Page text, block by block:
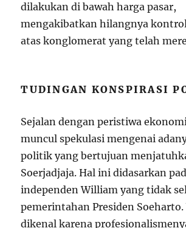
dilakukan di bawah harga pasar,
mengakibatkan hilangnya
atas konglomerat yang telah
TUDINGAN KONSPIRASI
Sejalan dengan peristiwa
muncul spekulasi mengenai
politik yang bertujuan
Soerjadjaja. Hal ini didasarkan
independen William yang tidak
pemerintahan Presiden
dikenal karena